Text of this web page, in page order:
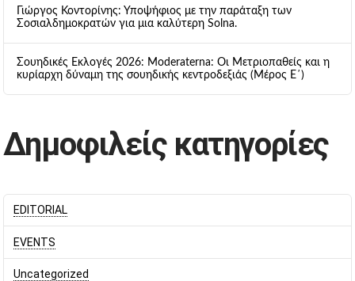
Γιώργος Κοντορίνης: Υποψήφιος με την παράταξη των
Σοσιαλδημοκρατών για μια καλύτερη Solna.
Σουηδικές Εκλογές 2026: Moderaterna: Οι Μετριοπαθείς και η
κυρίαρχη δύναμη της σουηδικής κεντροδεξιάς (Μέρος Ε΄)
Δημοφιλείς κατηγορίες
EDITORIAL
EVENTS
Uncategorized